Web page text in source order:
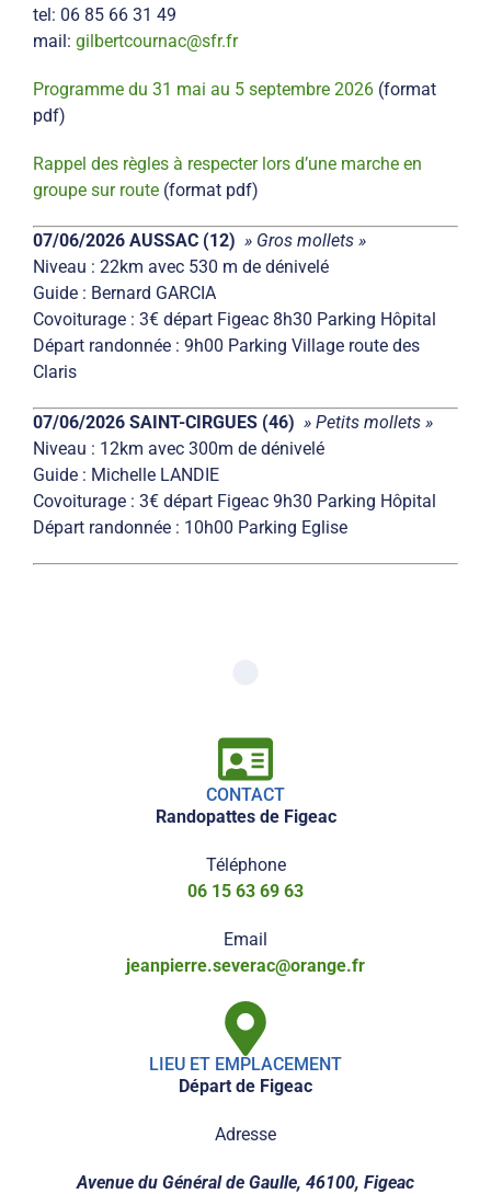
tel: 06 85 66 31 49
mail: gilbertcournac@sfr.fr
Programme du 31 mai au 5 septembre 2026 (format
pdf)
Rappel des règles à respecter lors d’une marche en
groupe sur route (format pdf)
07/06/2026 AUSSAC (12) » Gros mollets »
Niveau : 22km avec 530 m de dénivelé
Guide : Bernard GARCIA
Covoiturage : 3€ départ Figeac 8h30 Parking Hôpital
Départ randonnée : 9h00 Parking Village route des
Claris
07/06/2026 SAINT-CIRGUES (46) » Petits mollets »
Niveau : 12km avec 300m de dénivelé
Guide : Michelle LANDIE
Covoiturage : 3€ départ Figeac 9h30 Parking Hôpital
Départ randonnée : 10h00 Parking Eglise
CONTACT
Randopattes de Figeac
Téléphone
06 15 63 69 63
Email
jeanpierre.severac@orange.fr
LIEU ET EMPLACEMENT
Départ de Figeac
Adresse
Avenue du Général de Gaulle, 46100, Figeac